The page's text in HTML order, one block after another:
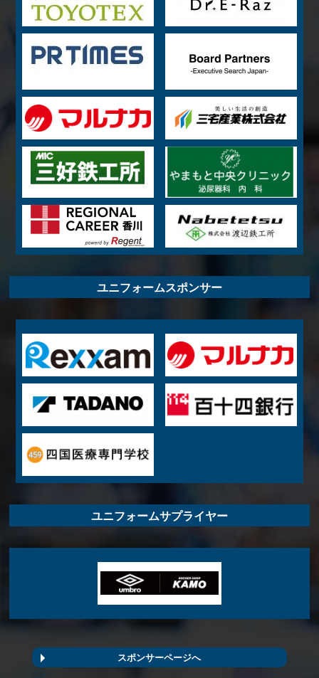
ユニフォームスポンサー
ユニフォームサプライヤー
スポンサーページへ